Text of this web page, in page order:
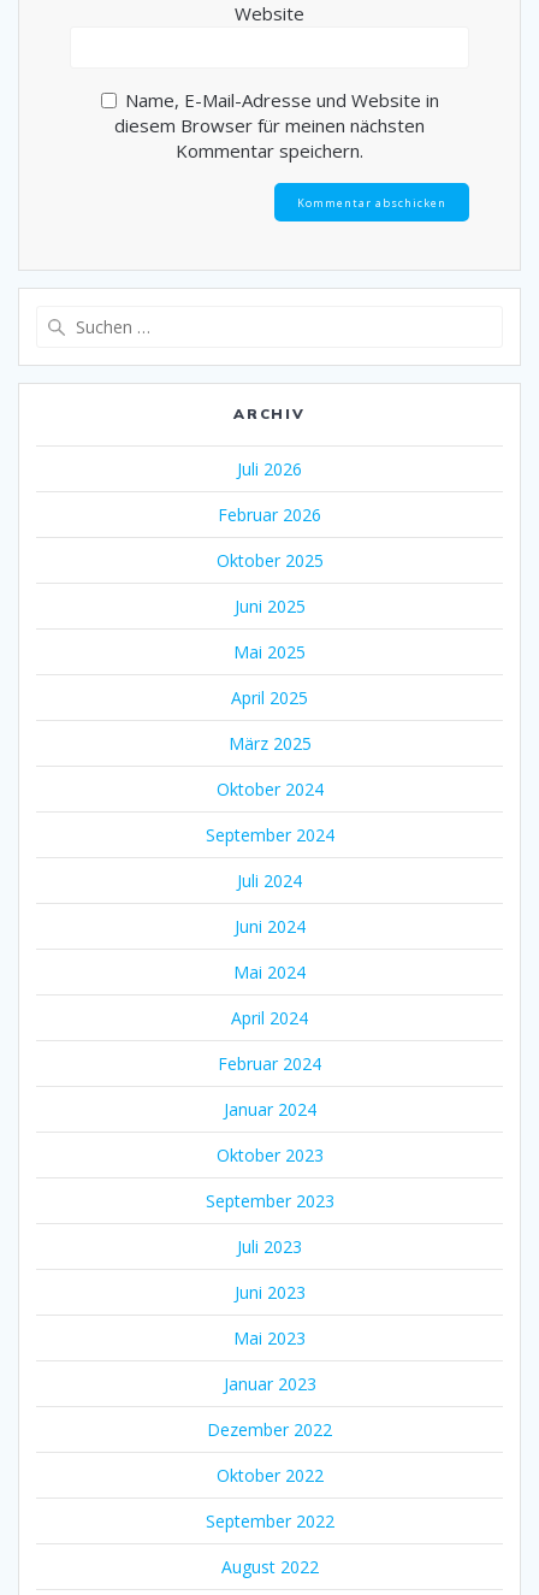
Website
Name, E-Mail-Adresse und Website in
diesem Browser für meinen nächsten
Kommentar speichern.
ARCHIV
Juli 2026
Februar 2026
Oktober 2025
Juni 2025
Mai 2025
April 2025
März 2025
Oktober 2024
September 2024
Juli 2024
Juni 2024
Mai 2024
April 2024
Februar 2024
Januar 2024
Oktober 2023
September 2023
Juli 2023
Juni 2023
Mai 2023
Januar 2023
Dezember 2022
Oktober 2022
September 2022
August 2022